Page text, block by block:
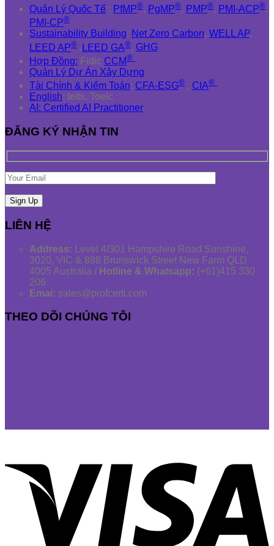
Quản Lý Quốc Tế : PfMP®, PgMP®, PMP®, PMI-ACP®,
PMI-CP®
Sustainability Building: Net Zero Carbon, WELL AP,
LEED AP® , LEED GA®, GHG
Hợp Đồng: Fidic CCM®
Quản Lý Dự Án Xây Dựng
Tài Chính & Kiểm Toán: CFA-ESG® , CIA®
English: Ielts, Toeic
AI: Certified AI Practitioner
ĐĂNG KÝ NHẬN TIN
LIÊN HỆ
Address: Level 4/301 Hampshire Road Sunshine,
3020, VIC & 888 Brunswick Street New Farm QLD
4005 Australia / Hotline & Whatsapp: (+61)415 330
206
Emai: sales@profcerti.com
THEO DÕI CHÚNG TÔI